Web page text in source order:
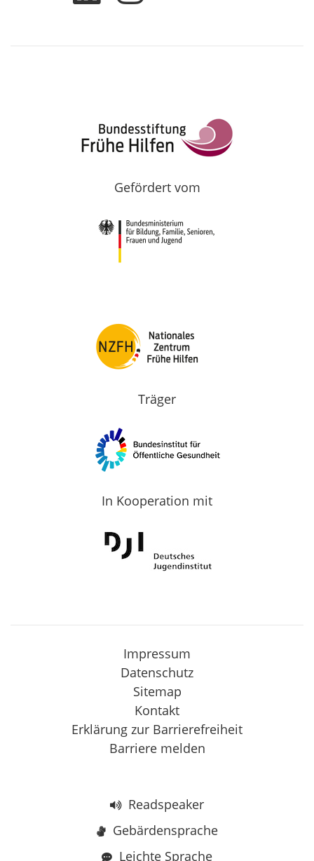
Gefördert vom
Träger
In Kooperation mit
Impressum
Datenschutz
Sitemap
Kontakt
Erklärung zur Barrierefreiheit
Barriere melden
Readspeaker
Gebärdensprache
Leichte Sprache